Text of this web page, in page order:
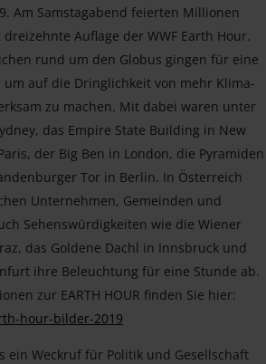
Am Samstagabend feierten Millionen
Auflage der WWF Earth Hour.
rund um den Globus gingen für eine
um auf die Dringlichkeit von mehr Klima-
zu machen. Mit dabei waren unter
das Empire State Building in New
der Big Ben in London, die Pyramiden
Tor in Berlin. In Österreich
Unternehmen, Gemeinden und
Sehenswürdigkeiten wie die Wiener
das Goldene Dachl in Innsbruck und
ihre Beleuchtung für eine Stunde ab.
zur EARTH HOUR finden Sie hier:
hour-bilder-2019
ein Weckruf für Politik und Gesellschaft